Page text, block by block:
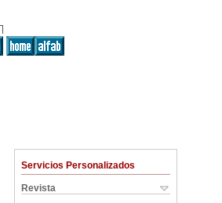
Servicios Personalizados
Revista